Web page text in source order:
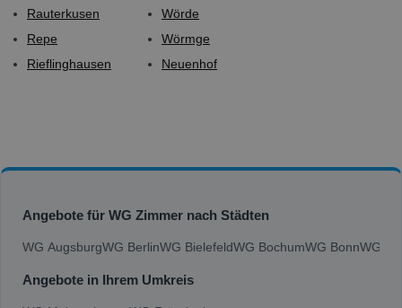
Rauterkusen
Repe
Rieflinghausen
Wörde
Wörmge
Neuenhof
Angebote für WG Zimmer nach Städten
WG AugsburgWG BerlinWG BielefeldWG BochumWG BonnWG
Angebote in Ihrem Umkreis